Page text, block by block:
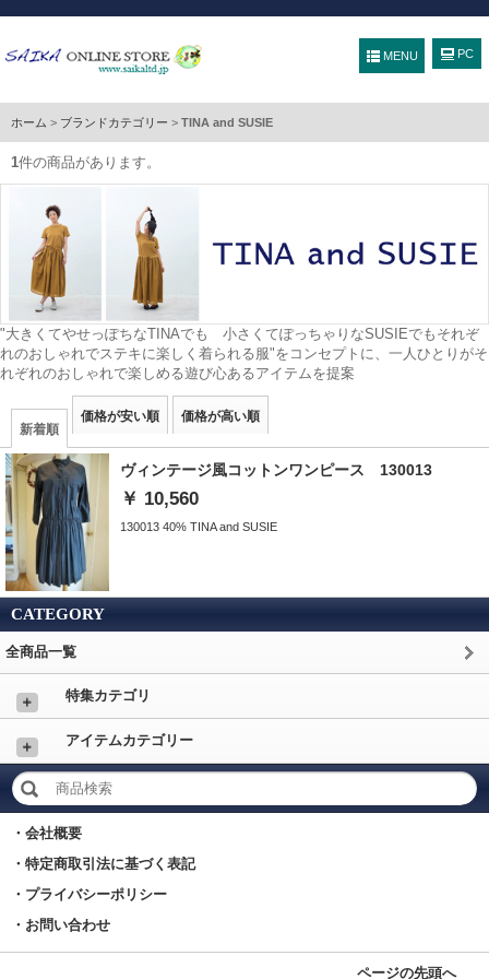
MENU
ホーム > ブランドカテゴリー > TINA and SUSIE
1件の商品があります。
"大きくてやせっぽちなTINAでも 小さくてぽっちゃりなSUSIEでもそれぞ
れのおしゃれでステキに楽しく着られる服"をコンセプトに、一人ひとりがそ
れぞれのおしゃれで楽しめる遊び心あるアイテムを提案
新着順
価格が安い順 価格が高い順
ヴィンテージ風コットンワンピース 130013
￥ 10,560
130013 40% TINA and SUSIE
CATEGORY
全商品一覧
＋ 特集カテゴリ
＋ アイテムカテゴリー
・会社概要
・特定商取引法に基づく表記
・プライバシーポリシー
・お問い合わせ
ページの先頭へ